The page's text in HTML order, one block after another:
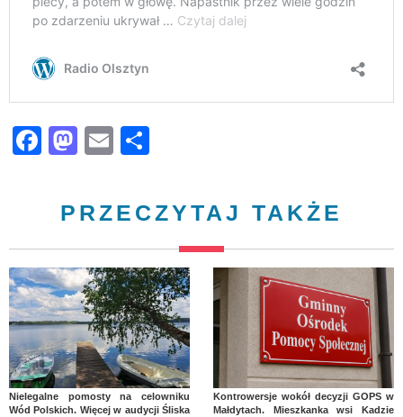
Facebook
Mastodon
Email
PRZECZYTAJ TAKŻE
Nielegalne pomosty na celowniku
Wód Polskich. Więcej w audycji Śliska
Kontrowersje wokół decyzji GOPS w
Małdytach. Mieszkanka wsi Kadzie